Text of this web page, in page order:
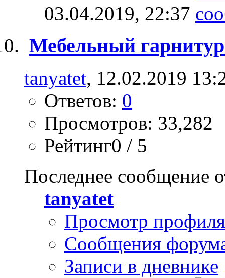
03.04.2019, 22:37
Мебельный
tanyatet, 12.02.2019
Ответов: 0
Просмотров: 33,282
Рейтинг0 / 5
Последнее сообщение
tanyatet
Просмотр профиля
Сообщения
Записи в дневнике